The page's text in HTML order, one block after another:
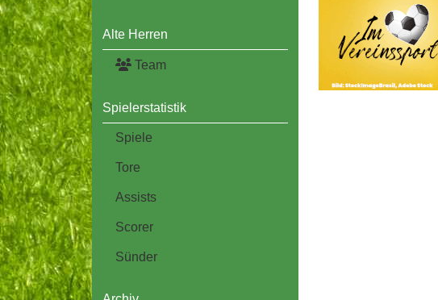
Alte Herren
Team
Spielerstatistik
Spiele
Tore
Assists
Scorer
Sünder